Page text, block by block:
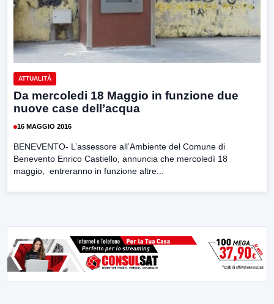
ATTUALITÀ
Da mercoledi 18 Maggio in funzione due
nuove case dell’acqua
16 MAGGIO 2016
BENEVENTO- L’assessore all’Ambiente del Comune di
Benevento Enrico Castiello, annuncia che mercoledì 18
maggio, entreranno in funzione altre...